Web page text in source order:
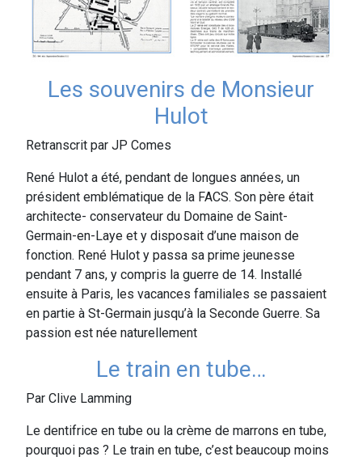
Les souvenirs de Monsieur
Hulot
Retranscrit par JP Comes
René Hulot a été, pendant de longues années, un
président emblématique de la FACS. Son père était
architecte- conservateur du Domaine de Saint-
Germain-en-Laye et y disposait d’une maison de
fonction. René Hulot y passa sa prime jeunesse
pendant 7 ans, y compris la guerre de 14. Installé
ensuite à Paris, les vacances familiales se passaient
en partie à St-Germain jusqu’à la Seconde Guerre. Sa
passion est née naturellement
Le train en tube…
Par Clive Lamming
Le dentifrice en tube ou la crème de marrons en tube,
pourquoi pas ? Le train en tube, c’est beaucoup moins